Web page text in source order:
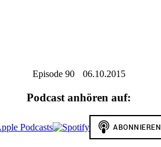
Episode 90 06.10.2015
Podcast anhören auf: